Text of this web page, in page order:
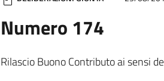
Numero 174
Rilascio Buono Contributo ai sensi